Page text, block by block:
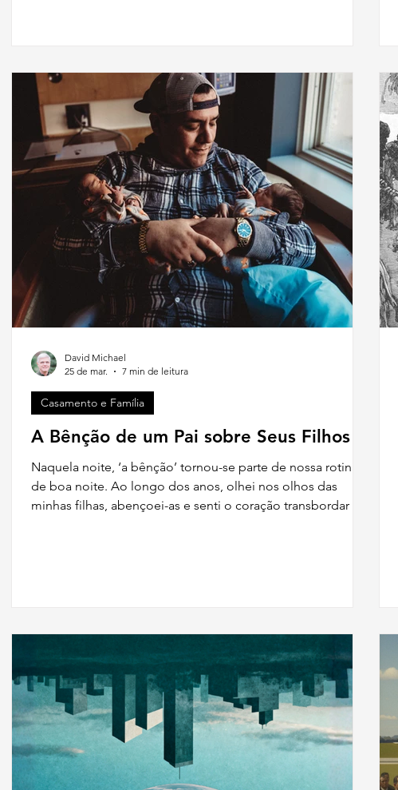
A Bênção de um Pai sobre Seus Filhos
Naquela noite, ‘a bênção’ tornou-se parte de nossa rotina
de boa noite. Ao longo dos anos, olhei nos olhos das
minhas filhas, abençoei-as e senti o coração transbordar de
Casamento e Família
David Michael
25 de mar.
7 min de leitura